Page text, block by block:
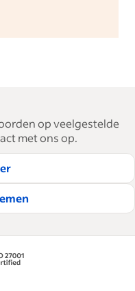
op veelgestelde
met ons op.